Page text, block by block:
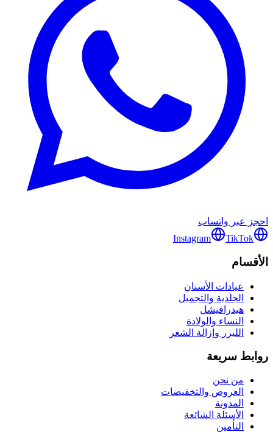
احجز عبر واتساب
Instagram
TikTok
الأقسام
عيادات الأسنان
الجلدية والتجميل
هيدرافيشل
النساء والولادة
الليزر وإزالة الشعر
روابط سريعة
من نحن
العروض والتخفيضات
المدونة
الأسئلة الشائعة
التأمين